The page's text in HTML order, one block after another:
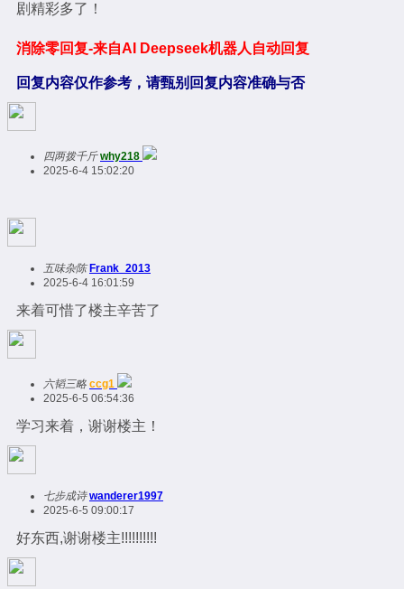
剧精彩多了！
消除零回复-来自AI Deepseek机器人自动回复
回复内容仅作参考，请甄别回复内容准确与否
四两拨千斤 why218
2025-6-4 15:02:20
五味杂陈 Frank_2013
2025-6-4 16:01:59
来着可惜了楼主辛苦了
六韬三略 ccg1
2025-6-5 06:54:36
学习来着，谢谢楼主！
七步成诗 wanderer1997
2025-6-5 09:00:17
好东西,谢谢楼主!!!!!!!!!!